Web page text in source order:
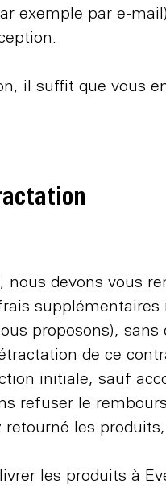
exemple par e-
il suffit que vous
nous devons vous
proposons),
de ce
initiale, sauf
refuser le
les
les produits à